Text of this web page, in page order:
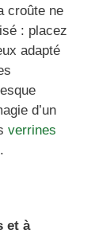
croûte ne
: placez
adapté
d’un
verrines
et à